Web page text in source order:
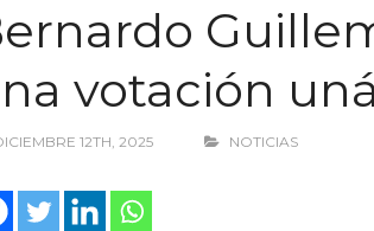
votación
12TH, 2025 NOTICIAS